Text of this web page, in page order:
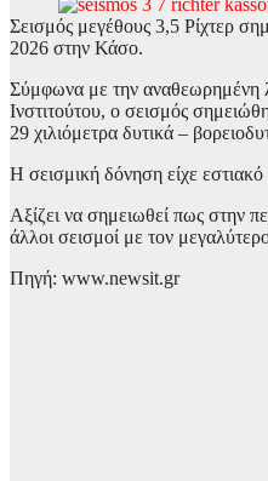
Σεισμός μεγέθους 3,5 Ρίχτερ
2026 στην Κάσο.
Σύμφωνα με την αναθεωρημένη
Ινστιτούτου, ο σεισμός
29 χιλιόμετρα δυτικά –
Η σεισμική δόνηση είχε εστιακό
Αξίζει να σημειωθεί πως στην
άλλοι σεισμοί με τον
Πηγή: www.newsit.gr